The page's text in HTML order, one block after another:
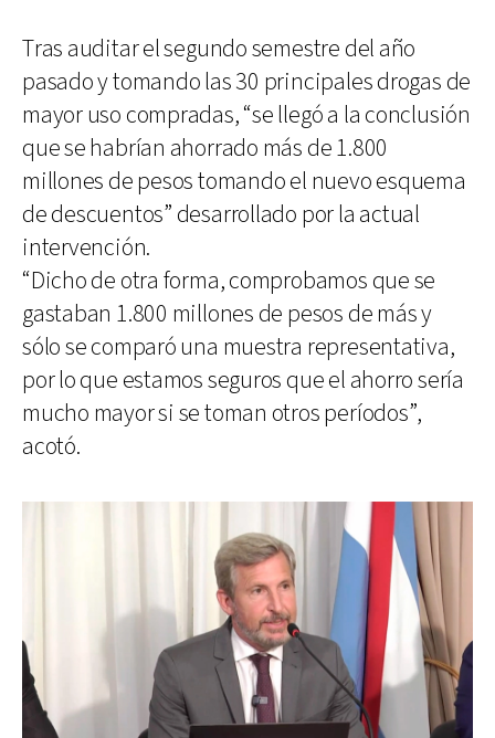
Tras auditar el segundo semestre del año
pasado y tomando las 30 principales drogas de
mayor uso compradas, “se llegó a la conclusión
que se habrían ahorrado más de 1.800
millones de pesos tomando el nuevo esquema
de descuentos” desarrollado por la actual
intervención.
“Dicho de otra forma, comprobamos que se
gastaban 1.800 millones de pesos de más y
sólo se comparó una muestra representativa,
por lo que estamos seguros que el ahorro sería
mucho mayor si se toman otros períodos”,
acotó.